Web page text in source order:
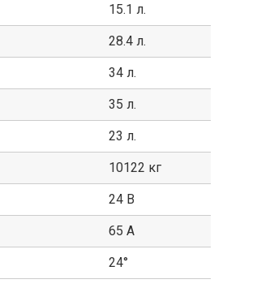
15.1 л.
28.4 л.
34 л.
35 л.
23 л.
10122 кг
24 В
65 А
24°